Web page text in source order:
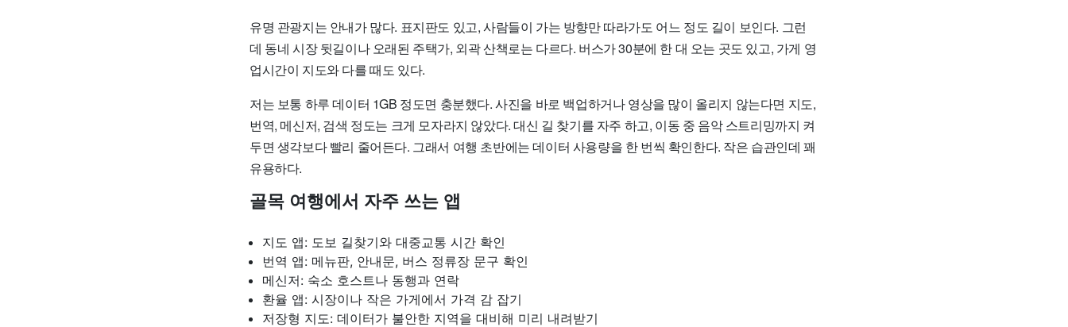
유명 관광지는 안내가 많다. 표지판도 있고, 사람들이 가는 방향만 따라가도 어느 정도 길이 보인다. 그런
데 동네 시장 뒷길이나 오래된 주택가, 외곽 산책로는 다르다. 버스가 30분에 한 대 오는 곳도 있고, 가게 영
업시간이 지도와 다를 때도 있다.
저는 보통 하루 데이터 1GB 정도면 충분했다. 사진을 바로 백업하거나 영상을 많이 올리지 않는다면 지도,
번역, 메신저, 검색 정도는 크게 모자라지 않았다. 대신 길 찾기를 자주 하고, 이동 중 음악 스트리밍까지 켜
두면 생각보다 빨리 줄어든다. 그래서 여행 초반에는 데이터 사용량을 한 번씩 확인한다. 작은 습관인데 꽤
유용하다.
골목 여행에서 자주 쓰는 앱
지도 앱: 도보 길찾기와 대중교통 시간 확인
번역 앱: 메뉴판, 안내문, 버스 정류장 문구 확인
메신저: 숙소 호스트나 동행과 연락
환율 앱: 시장이나 작은 가게에서 가격 감 잡기
저장형 지도: 데이터가 불안한 지역을 대비해 미리 내려받기